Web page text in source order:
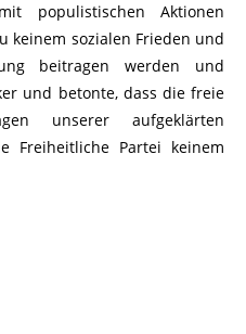
populistischen Aktionen
keinem sozialen Frieden und
beitragen werden und
und betonte, dass die freie
unserer aufgeklärten
Freiheitliche Partei keinem